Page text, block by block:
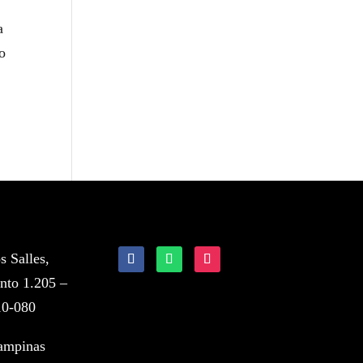
Salles,
1.205 –
080